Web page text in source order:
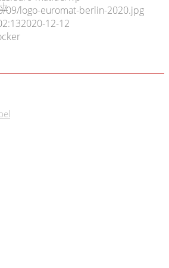
09/logo-euromat-berlin-2020.jpg
2020-12-12